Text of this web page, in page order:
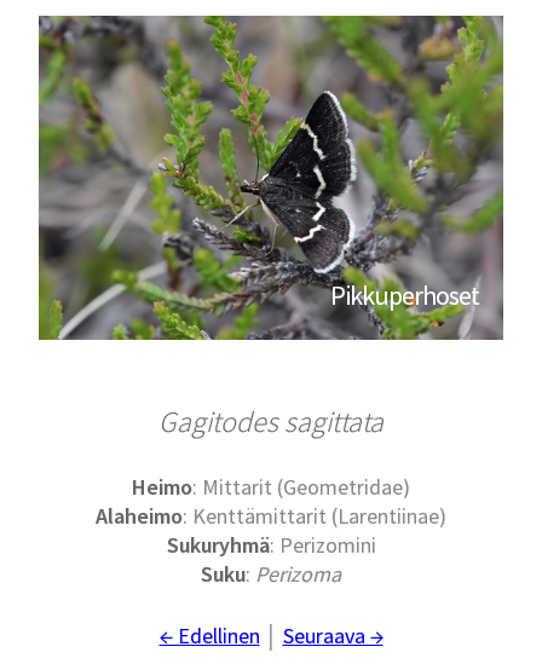
Pikkuperhoset
Gagitodes sagittata
Heimo: Mittarit (Geometridae)
Alaheimo: Kenttämittarit (Larentiinae)
Sukuryhmä: Perizomini
Suku: Perizoma
← Edellinen Seuraava →